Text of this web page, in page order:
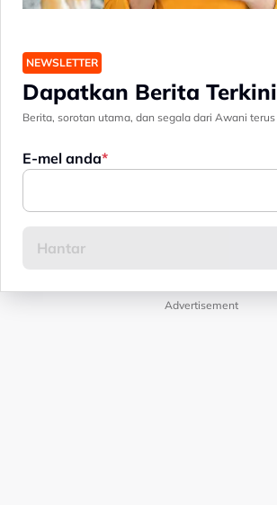
NEWSLETTER
Dapatkan Berita Terkini
Berita, sorotan utama, dan segala dari Awani
E-mel anda
Advertisement